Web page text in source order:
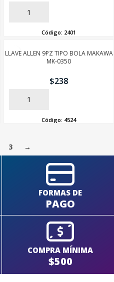
AÑADIR
Código: 2401
LLAVE ALLEN 9PZ TIPO BOLA MAKAWA
MK-0350
$238
AÑADIR
Código: 4524
3 →
FORMAS DE
PAGO
COMPRA MÍNIMA
$500